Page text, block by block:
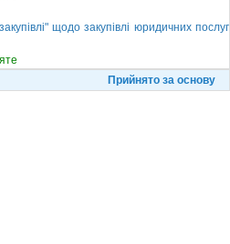
щодо закупівлі юридичних послуг
Прийнято за основу